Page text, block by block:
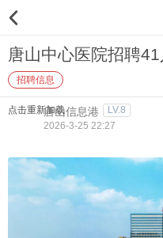
唐山中心医院招聘41
招聘信息
点击重新加载唐山信息港 LV.8
2026-3-25 22:27